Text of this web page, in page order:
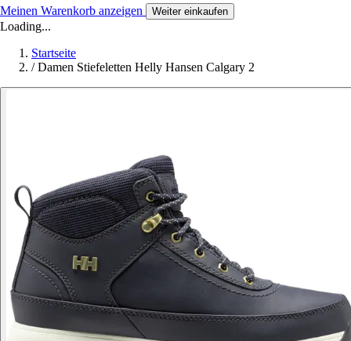
Meinen Warenkorb anzeigen Weiter einkaufen
Loading...
Startseite
/ Damen Stiefeletten Helly Hansen Calgary 2